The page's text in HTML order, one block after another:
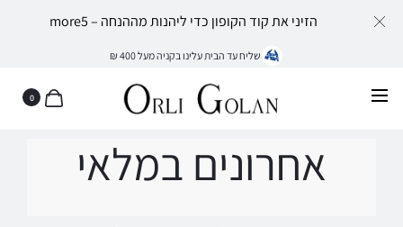
שליח עד הבית עלינו בקניה מעל 400 ₪
0
אחרונים במלאי
הזיני את קוד הקופון כדי ליהנות מההנחה – more5